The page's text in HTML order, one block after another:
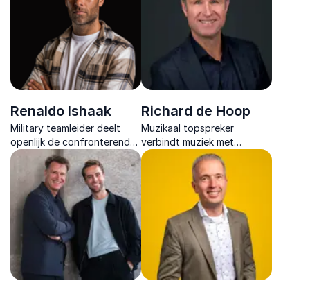
fouten te benutten als
motor voor groei en
Renaldo Ishaak
Military teamleider deelt
openlijk de confronterende
verhalen over stress en
PTSS voor een meer
effectief teamwork.
Richard de Hoop
Muzikaal topspreker
verbindt muziek met
teamdynamiek en laat teams
als een orkest samenwerken,
energiek en altijd praktisch
toepasbaar.